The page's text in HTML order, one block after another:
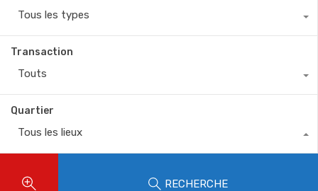
Tous les types
Transaction
Touts
Quartier
Tous les lieux
RECHERCHE